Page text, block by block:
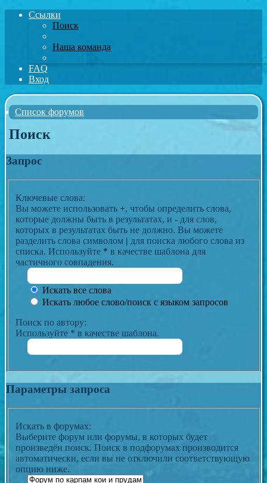
Ссылки
Поиск
Наша команда
FAQ
Вход
Список форумов
Поиск
Запрос
Ключевые слова:
Вы можете использовать +, чтобы определить слова,
которые должны быть в результатах, и - для слов,
которых в результатах быть не должно. Вы можете
разделить слова символом | для поиска любого слова из
списка. Используйте * в качестве шаблона для
частичного совпадения.
Искать все слова
Искать любое слово/поиск с языком запросов
Поиск по автору:
Используйте * в качестве шаблона.
Параметры запроса
Искать в форумах:
Выберите форум или форумы, в которых будет
произведён поиск. Поиск в подфорумах производится
автоматически, если вы не отключили соответствующую
опцию ниже.